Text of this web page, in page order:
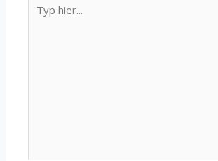
hier...